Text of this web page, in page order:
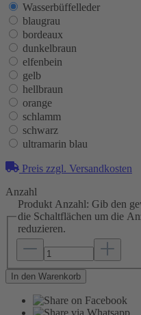
Wasserbüffelleder
blaugrau
bordeaux
dunkelbraun
elfenbein
gelb
hellbraun
orange
schlamm
schwarz
ultramarin blau
Preis zzgl. Versandkosten
Anzahl
Produkt Anzahl: Gib den
die Schaltflächen um die
reduzieren.
In den Warenkorb